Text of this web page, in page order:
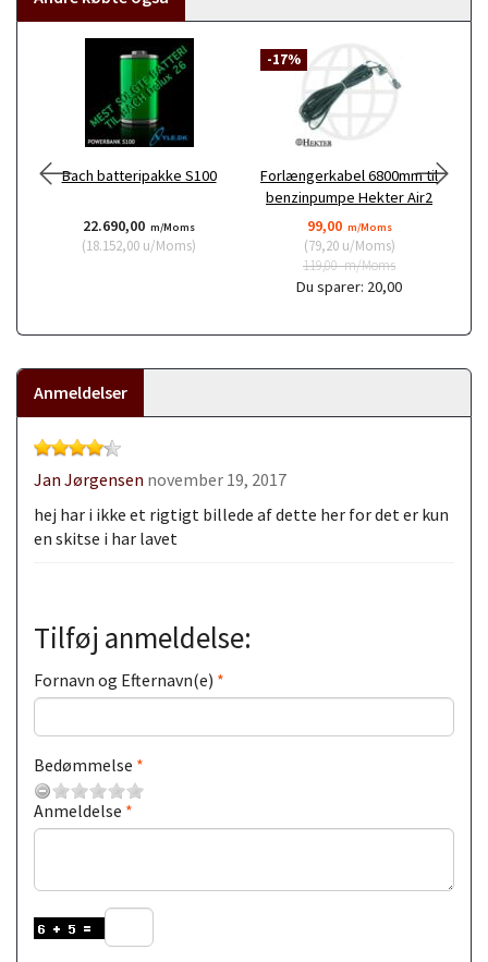
Bach batteripakke S100
22.690,00 m/Moms
(18.152,00 u/Moms)
-17%
Forlængerkabel 6800mm til
benzinpumpe Hekter Air2
99,00 m/Moms
(79,20u/Moms)
119,00m/Moms
Du sparer: 20,00
Anmeldelser
Jan Jørgensen november 19, 2017
hej har i ikke et rigtigt billede af dette her for det er kun
en skitse i har lavet
Tilføj anmeldelse:
Fornavn og Efternavn(e)
Bedømmelse
Anmeldelse